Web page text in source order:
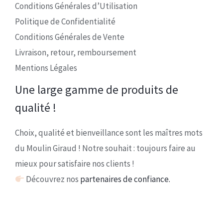
Conditions Générales d’Utilisation
Politique de Confidentialité
Conditions Générales de Vente
Livraison, retour, remboursement
Mentions Légales
Une large gamme de produits de
qualité !
Choix, qualité et bienveillance sont les maîtres mots
du Moulin Giraud ! Notre souhait : toujours faire au
mieux pour satisfaire nos clients !
Découvrez nos partenaires de confiance.